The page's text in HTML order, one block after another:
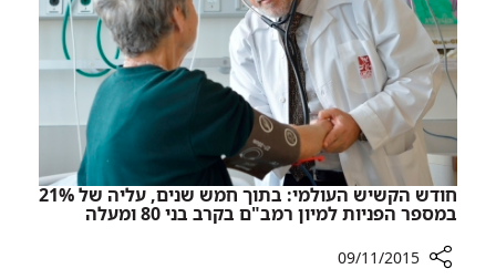
חודש הקשיש העולמי: בתוך חמש שנים, עליה של 21%
במספר הפניות למיון רמב"ם בקרב בני 80 ומעלה
09/11/2015